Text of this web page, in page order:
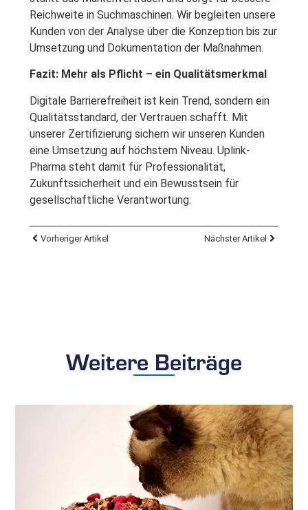
Reichweite in Suchmaschinen. Wir begleiten unsere
Kunden von der Analyse über die Konzeption bis zur
Umsetzung und Dokumentation der Maßnahmen.
Fazit: Mehr als Pflicht – ein Qualitätsmerkmal
Digitale Barrierefreiheit ist kein Trend, sondern ein
Qualitätsstandard, der Vertrauen schafft. Mit
unserer Zertifizierung sichern wir unseren Kunden
eine Umsetzung auf höchstem Niveau. Uplink-
Pharma steht damit für Professionalität,
Zukunftssicherheit und ein Bewusstsein für
gesellschaftliche Verantwortung.
Vorheriger Artikel Nächster Artikel
Weitere Beiträge